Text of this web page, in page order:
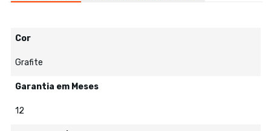
Cor
Grafite
Garantia em Meses
12